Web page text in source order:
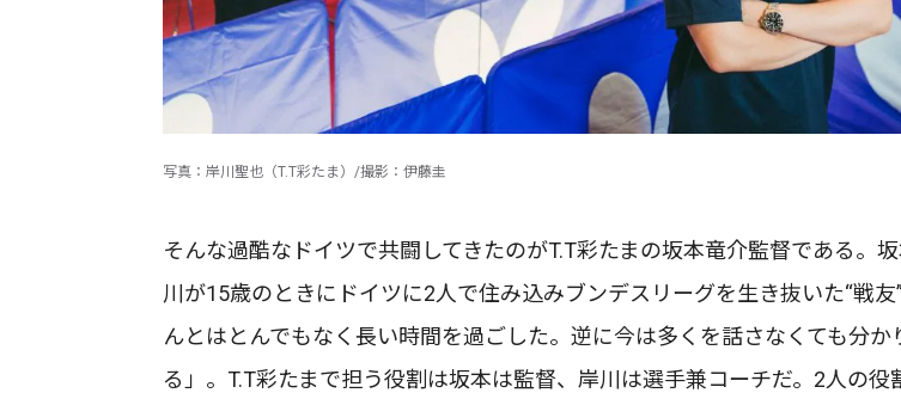
写真：岸川聖也（T.T彩たま）/撮影：伊藤圭
そんな過酷なドイツで共闘してきたのがT.T彩たまの坂本竜介監督である。
川が15歳のときにドイツに2人で住み込みブンデスリーグを生き抜いた“戦友
んとはとんでもなく長い時間を過ごした。逆に今は多くを話さなくても分か
る」。T.T彩たまで担う役割は坂本は監督、岸川は選手兼コーチだ。2人の役